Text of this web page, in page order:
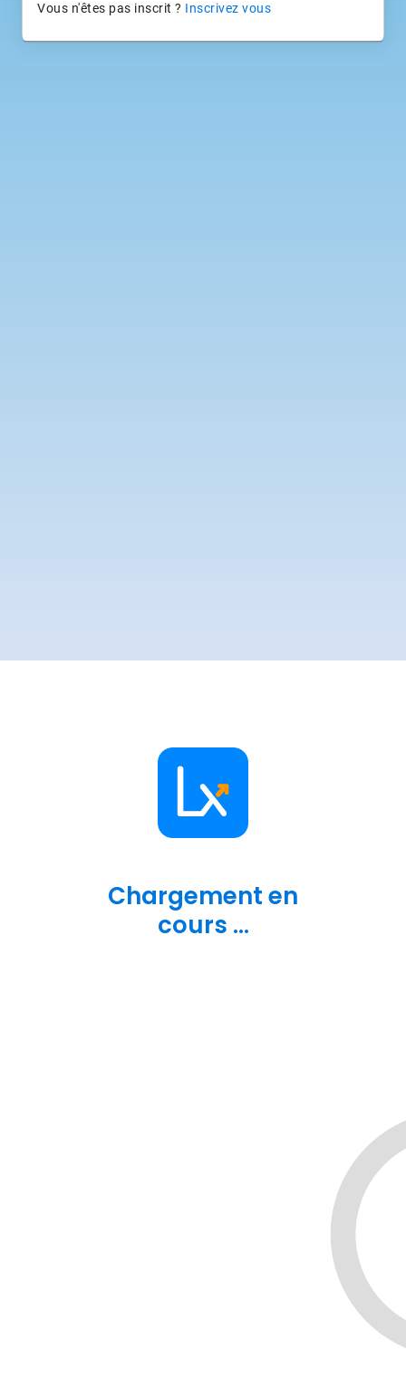
Vous n'êtes pas inscrit ? Inscrivez vous
Chargement en
cours ...